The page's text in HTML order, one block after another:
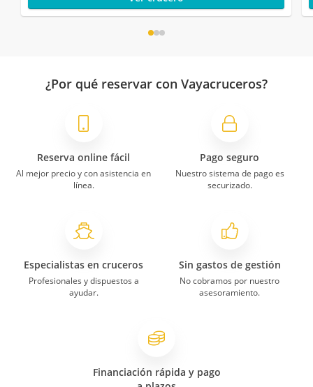
¿Por qué reservar con Vayacruceros?
Reserva online fácil
Al mejor precio y con asistencia en
línea.
Pago seguro
Nuestro sistema de pago es
securizado.
Especialistas en cruceros
Profesionales y dispuestos a
ayudar.
Sin gastos de gestión
No cobramos por nuestro
asesoramiento.
Financiación rápida y pago